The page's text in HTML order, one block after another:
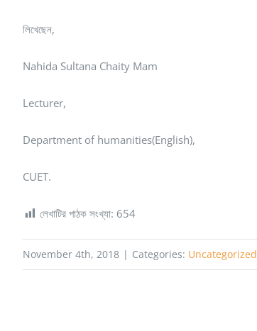
লিখেছেন,
Nahida Sultana Chaity Mam
Lecturer,
Department of humanities(English),
CUET.
লেখাটির পাঠক সংখ্যা: 654
November 4th, 2018 | Categories: Uncategorized